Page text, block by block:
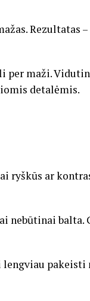
Rezultatas
per maži.
detalėmis.
ryškūs ar
nebūtinai
pakeisti